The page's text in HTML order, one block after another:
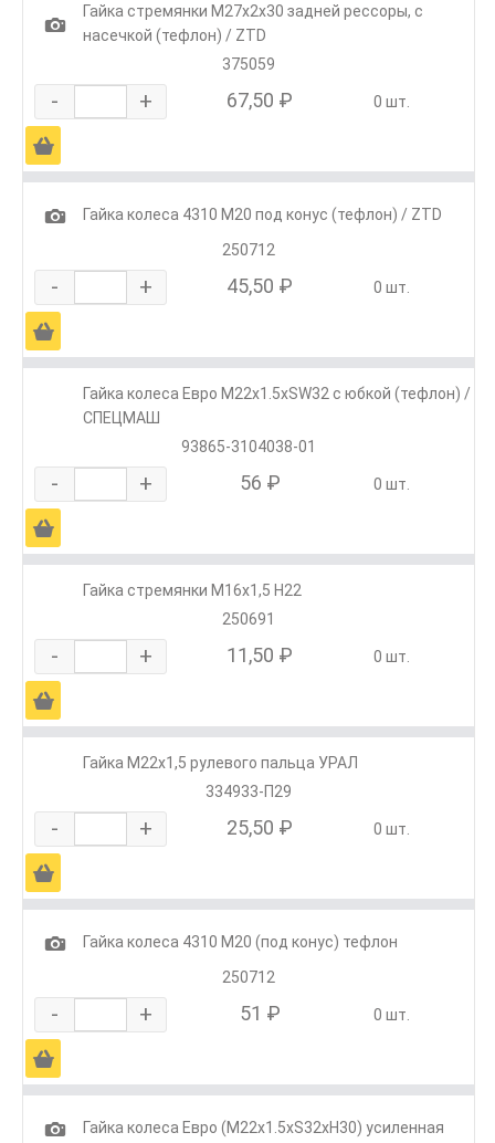
1
Гайка стремянки М27х2х30 задней рессоры, с
насечкой (тефлон) / ZTD
375059
- + 67,50 ₽ 0 шт.
Ä
1
Гайка колеса 4310 М20 под конус (тефлон) / ZTD
250712
- + 45,50 ₽ 0 шт.
Ä
Гайка колеса Евро М22х1.5хSW32 с юбкой (тефлон) /
СПЕЦМАШ
93865-3104038-01
- + 56 ₽ 0 шт.
Ä
Гайка стремянки М16х1,5 Н22
250691
- + 11,50 ₽ 0 шт.
Ä
Гайка М22х1,5 рулевого пальца УРАЛ
334933-П29
- + 25,50 ₽ 0 шт.
Ä
1
Гайка колеса 4310 М20 (под конус) тефлон
250712
- + 51 ₽ 0 шт.
Ä
1
Гайка колеса Евро (М22х1.5хS32хH30) усиленная